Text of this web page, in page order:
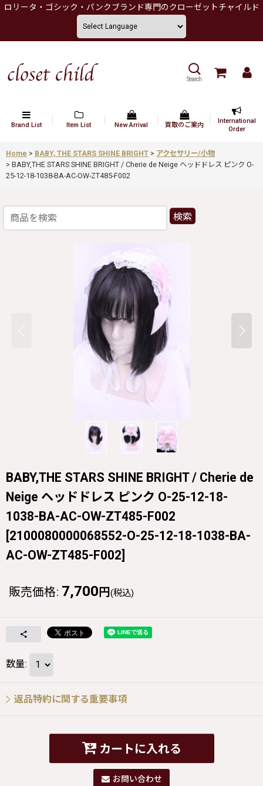
ロリータ・ゴシック・パンクブランド専門のクローゼットチャイルド
Search
Brand List Item List New Arrival 買取のご案内
International
Order
Home > BABY, THE STARS SHINE BRIGHT > アクセサリー/小物
> BABY,THE STARS SHINE BRIGHT / Cherie de Neige ヘッドドレス ピンク O-
25-12-18-1038-BA-AC-OW-ZT485-F002
検索
BABY,THE STARS SHINE BRIGHT / Cherie de
Neige ヘッドドレス ピンク O-25-12-18-
1038-BA-AC-OW-ZT485-F002
[2100080000068552-O-25-12-18-1038-BA-
AC-OW-ZT485-F002]
販売価格: 7,700 円 (税込)
数量:
返品特約に関する重要事項
カートに入れる
お問い合わせ